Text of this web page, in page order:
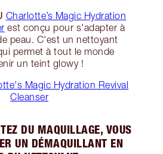
Charlotte’s Magic Hydration
est conçu pour s'adapter à
peau. C'est un nettoyant
permet à tout le monde
un teint glowy !
Magic Hydration Revival
Cleanser
DU MAQUILLAGE, VOUS
UN DÉMAQUILLANT EN